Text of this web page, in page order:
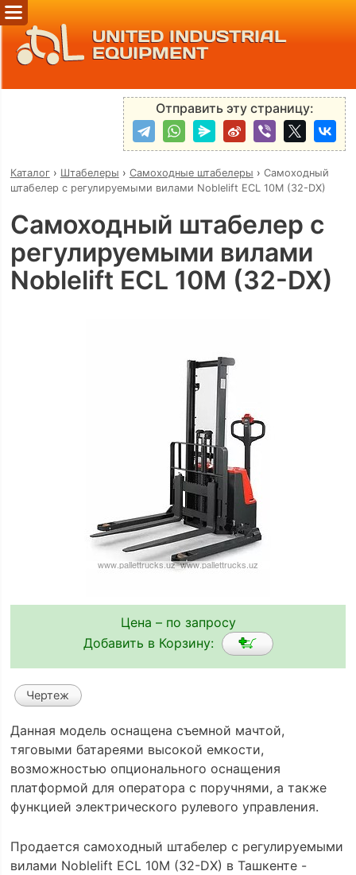
UNITED INDUSTRIAL
EQUIPMENT
Отправить эту страницу:
Каталог› Штабелеры › Самоходные штабелеры › Самоходный
штабелер с регулируемыми вилами Noblelift ECL 10M (32-DX)
Самоходный штабелер с
регулируемыми вилами
Noblelift ECL 10M (32-DX)
Цена – по запросу
Добавить в Корзину:
Чертеж
Данная модель оснащена съемной мачтой,
тяговыми батареями высокой емкости,
возможностью опционального оснащения
платформой для оператора с поручнями, а также
функцией электрического рулевого управления.
Продается самоходный штабелер с регулируемыми
вилами Noblelift ECL 10M (32-DX) в Ташкенте -